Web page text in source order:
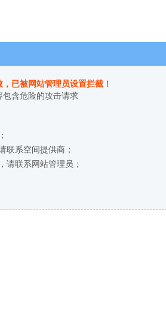
已被网站管理员设置拦截！
含危险的攻击请求
联系空间提供商；
请联系网站管理员；